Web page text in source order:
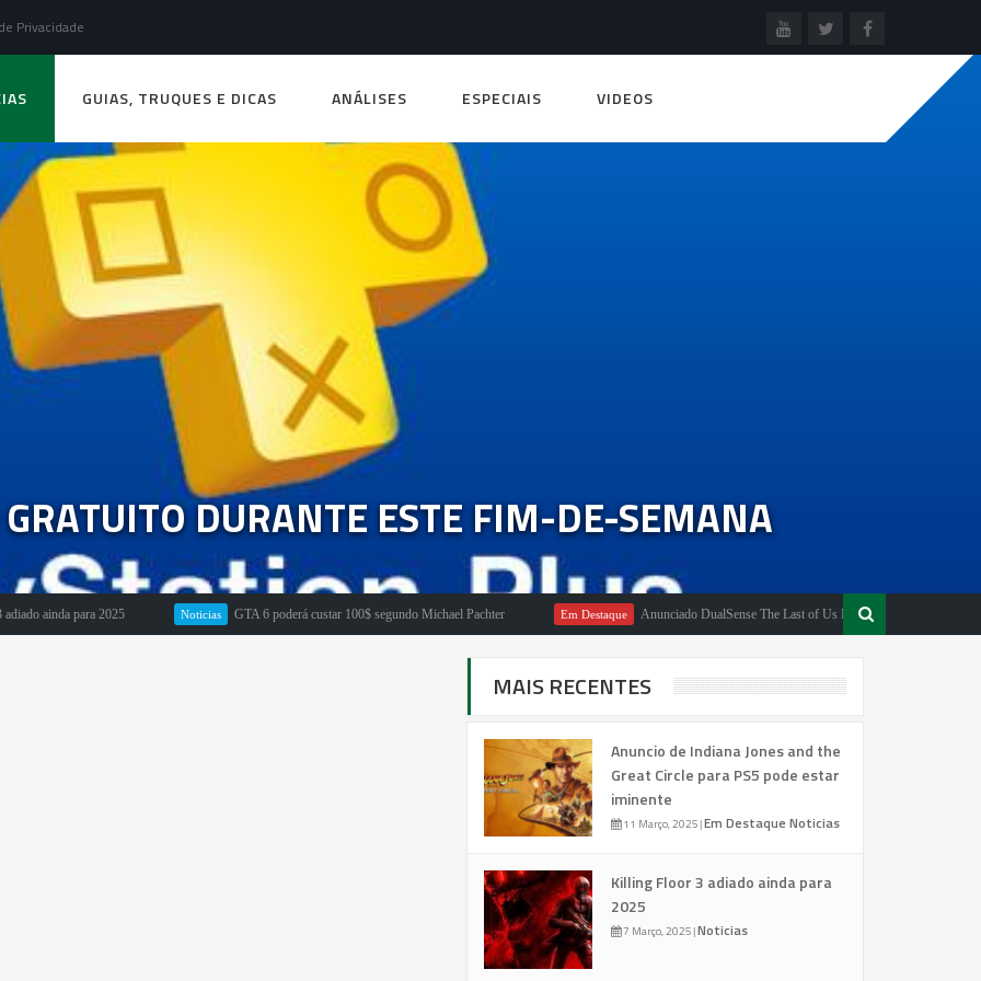
Privacidade
GUIAS, TRUQUES E DICAS ANÁLISES ESPECIAIS VIDEOS
DURANTE ESTE FIM-DE-SEMANA
para 2025 GTA 6 poderá custar 100$ segundo Michael Pachter Em Destaque Anunciado DualSense The Last of Us Limited Edition
MAIS RECENTES
Anuncio de Indiana Jones and the
Great Circle para PS5 pode estar
iminente
11 Março, 2025|Em Destaque Noticias
Killing Floor 3 adiado ainda para
2025
7 Março, 2025|Noticias